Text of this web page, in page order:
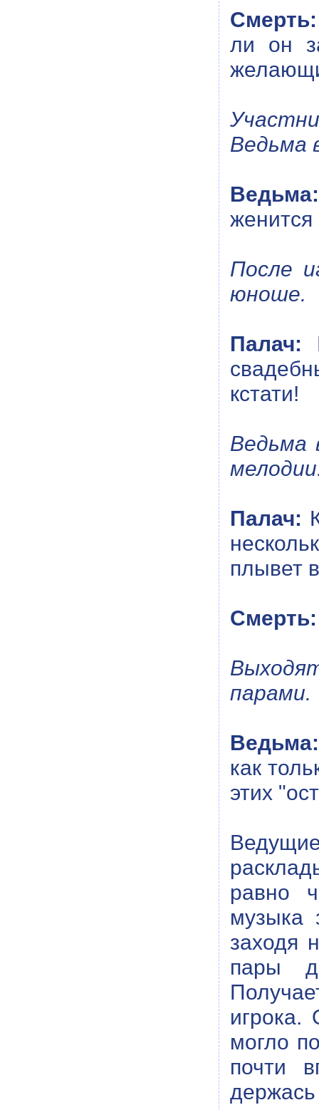
Смерть:
ли он
Ведьма
Ведьма:
После
юноше.
Палач:
кстати!
Ведьма
Палач:
плывет
Смерть:
парами.
Ведьма:
как
этих
равно
музыка
заходя
пары
игрока.
могло
почти